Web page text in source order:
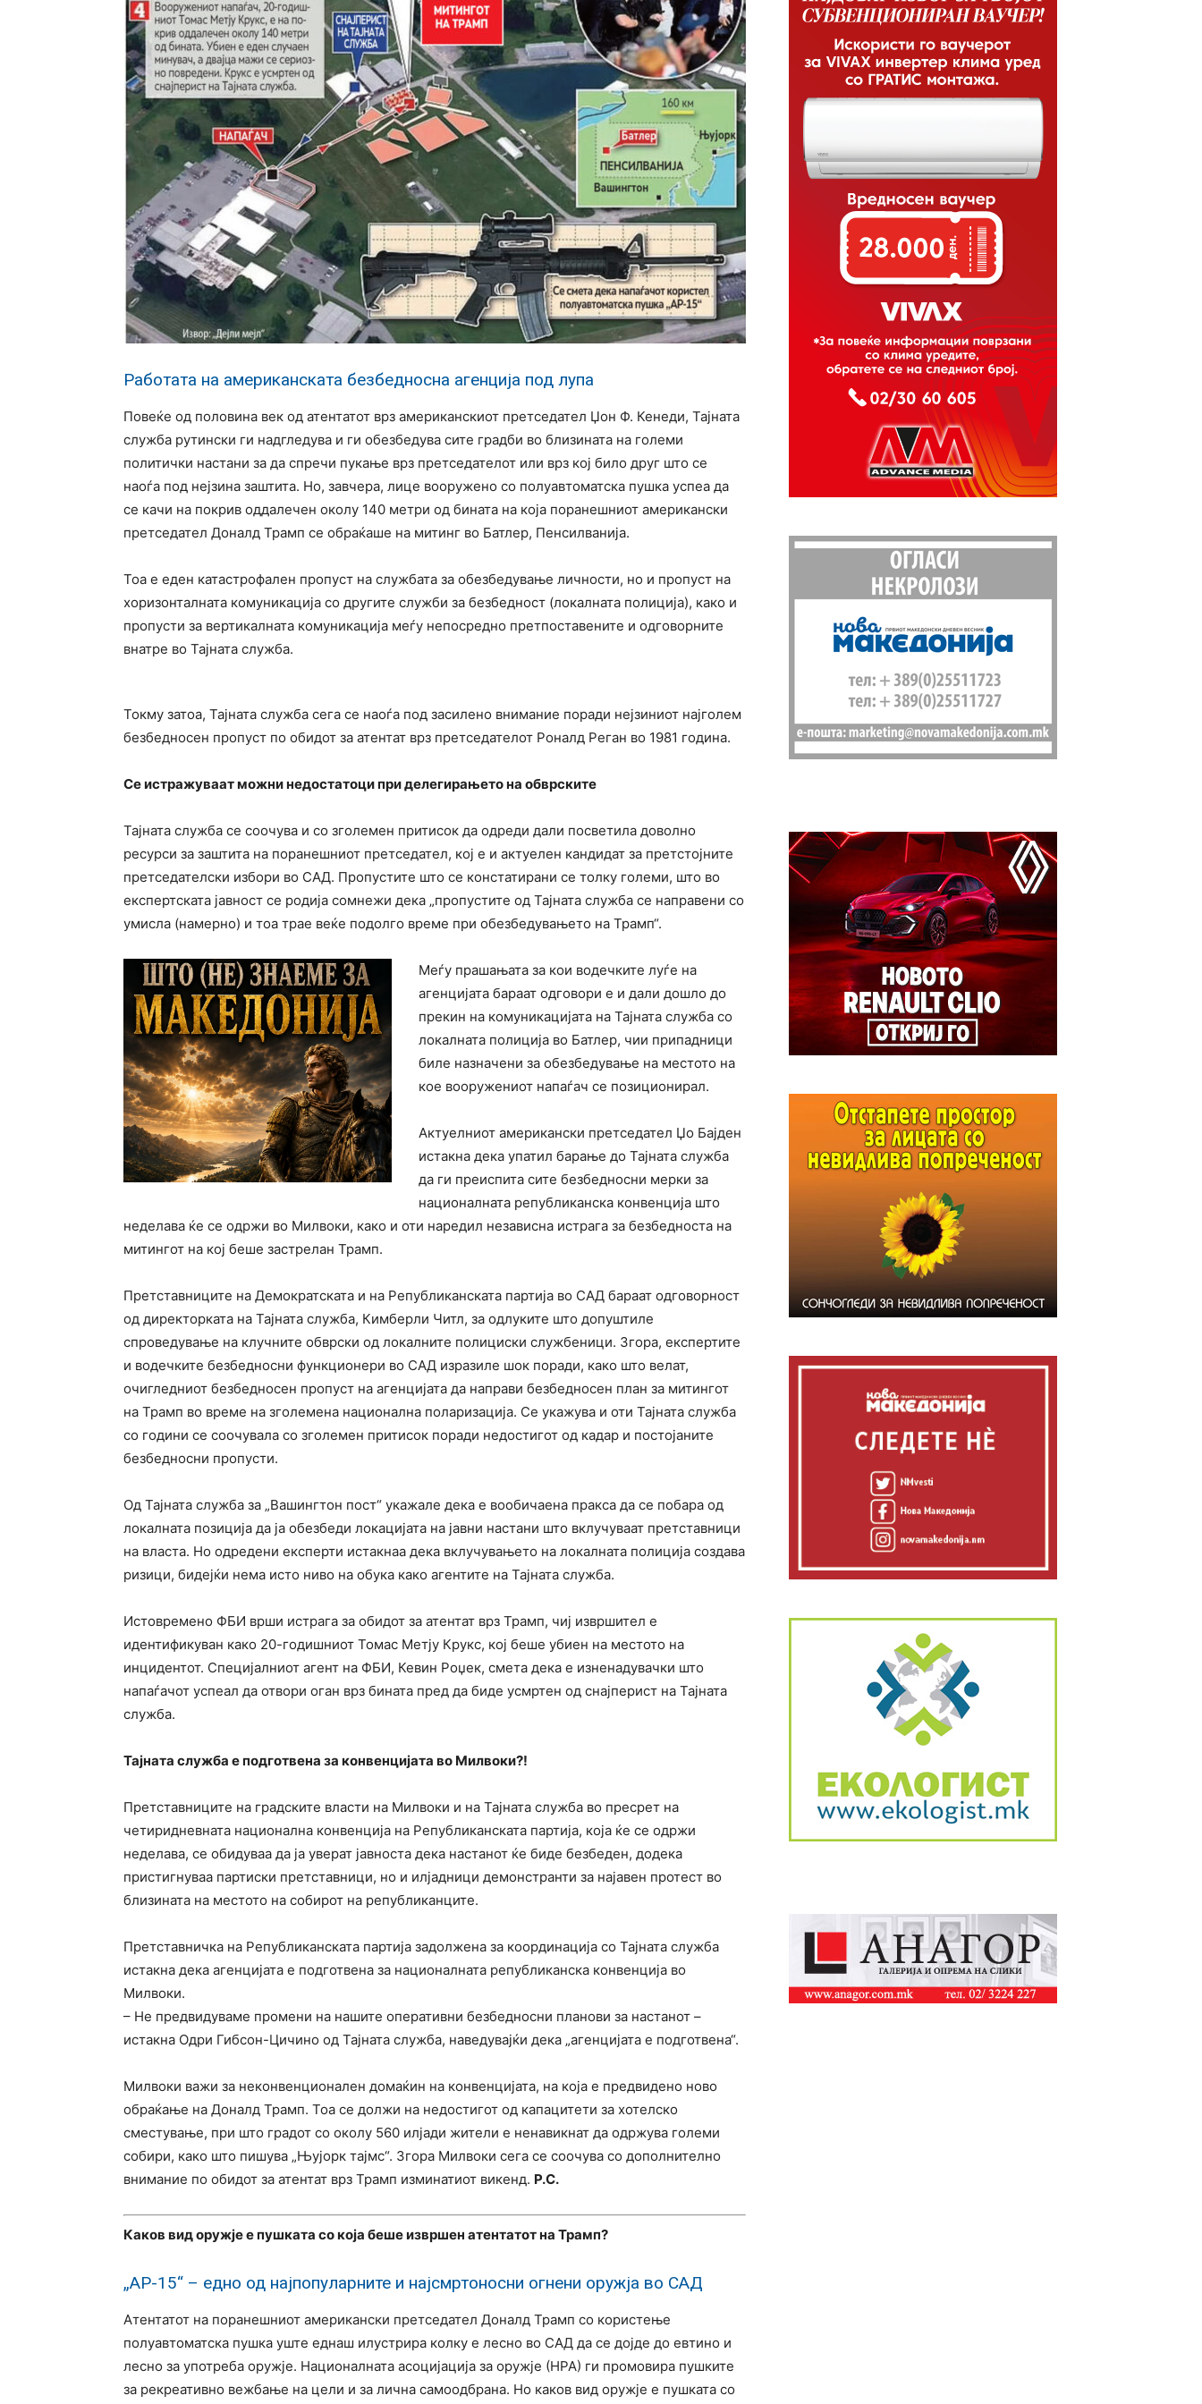
Работата на американската безбедносна агенција под лупа
Повеќе од половина век од атентатот врз американскиот претседател Џон Ф. Кенеди, Тајната
служба рутински ги надгледува и ги обезбедува сите градби во близината на големи
политички настани за да спречи пукање врз претседателот или врз кој било друг што се
наоѓа под нејзина заштита. Но, завчера, лице вооружено со полуавтоматска пушка успеа да
се качи на покрив оддалечен околу 140 метри од бината на која поранешниот американски
претседател Доналд Трамп се обраќаше на митинг во Батлер, Пенсилванија.
Тоа е еден катастрофален пропуст на службата за обезбедување личности, но и пропуст на
хоризонталната комуникација со другите служби за безбедност (локалната полиција), како и
пропусти за вертикалната комуникација меѓу непосредно претпоставените и одговорните
внатре во Тајната служба.
Токму затоа, Тајната служба сега се наоѓа под засилено внимание поради нејзиниот најголем
безбедносен пропуст по обидот за атентат врз претседателот Роналд Реган во 1981 година.
Се истражуваат можни недостатоци при делегирањето на обврските
Тајната служба се соочува и со зголемен притисок да одреди дали посветила доволно
ресурси за заштита на поранешниот претседател, кој е и актуелен кандидат за претстојните
претседателски избори во САД. Пропустите што се констатирани се толку големи, што во
експертската јавност се родија сомнежи дека „пропустите од Тајната служба се направени со
умисла (намерно) и тоа трае веќе подолго време при обезбедувањето на Трамп“.
Меѓу прашањата за кои водечките луѓе на
агенцијата бараат одговори е и дали дошло до
прекин на комуникацијата на Тајната служба со
локалната полиција во Батлер, чии припадници
биле назначени за обезбедување на местото на
кое вооружениот напаѓач се позиционирал.
Актуелниот американски претседател Џо Бајден
истакна дека упатил барање до Тајната служба
да ги преиспита сите безбедносни мерки за
националната републиканска конвенција што
неделава ќе се одржи во Милвоки, како и оти наредил независна истрага за безбедноста на
митингот на кој беше застрелан Трамп.
Претставниците на Демократската и на Републиканската партија во САД бараат одговорност
од директорката на Тајната служба, Кимберли Читл, за одлуките што допуштиле
спроведување на клучните обврски од локалните полициски службеници. Згора, експертите
и водечките безбедносни функционери во САД изразиле шок поради, како што велат,
очигледниот безбедносен пропуст на агенцијата да направи безбедносен план за митингот
на Трамп во време на зголемена национална поларизација. Се укажува и оти Тајната служба
со години се соочувала со зголемен притисок поради недостигот од кадар и постојаните
безбедносни пропусти.
Од Тајната служба за „Вашингтон пост“ укажале дека е вообичаена пракса да се побара од
локалната позиција да ја обезбеди локацијата на јавни настани што вклучуваат претставници
на власта. Но одредени експерти истакнаа дека вклучувањето на локалната полиција создава
ризици, бидејќи нема исто ниво на обука како агентите на Тајната служба.
Истовремено ФБИ врши истрага за обидот за атентат врз Трамп, чиј извршител е
идентификуван како 20-годишниот Томас Метју Крукс, кој беше убиен на местото на
инцидентот. Специјалниот агент на ФБИ, Кевин Роџек, смета дека е изненадувачки што
напаѓачот успеал да отвори оган врз бината пред да биде усмртен од снајперист на Тајната
служба.
Тајната служба е подготвена за конвенцијата во Милвоки?!
Претставниците на градските власти на Милвоки и на Тајната служба во пресрет на
четиридневната национална конвенција на Републиканската партија, која ќе се одржи
неделава, се обидуваа да ја уверат јавноста дека настанот ќе биде безбеден, додека
пристигнуваа партиски претставници, но и илјадници демонстранти за најавен протест во
близината на местото на собирот на републиканците.
Претставничка на Републиканската партија задолжена за координација со Тајната служба
истакна дека агенцијата е подготвена за националната републиканска конвенција во
Милвоки.
– Не предвидуваме промени на нашите оперативни безбедносни планови за настанот –
истакна Одри Гибсон-Цичино од Тајната служба, наведувајќи дека „агенцијата е подготвена“.
Милвоки важи за неконвенционален домаќин на конвенцијата, на која е предвидено ново
обраќање на Доналд Трамп. Тоа се должи на недостигот од капацитети за хотелско
сместување, при што градот со околу 560 илјади жители е ненавикнат да одржува големи
собири, како што пишува „Њујорк тајмс“. Згора Милвоки сега се соочува со дополнително
внимание по обидот за атентат врз Трамп изминатиот викенд. Р.С.
Каков вид оружје е пушката со која беше извршен атентатот на Трамп?
„АР-15“ – едно од најпопуларните и најсмртоносни огнени оружја во САД
Атентатот на поранешниот американски претседател Доналд Трамп со користење
полуавтоматска пушка уште еднаш илустрира колку е лесно во САД да се дојде до евтино и
лесно за употреба оружје. Националната асоцијација за оружје (НРА) ги промовира пушките
за рекреативно вежбање на цели и за лична самоодбрана. Но каков вид оружје е пушката со